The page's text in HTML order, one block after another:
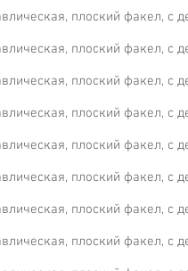
плоский факел, с
плоский факел, с
плоский факел, с
плоский факел, с
плоский факел, с
плоский факел, с
плоский факел, с
плоский факел, с